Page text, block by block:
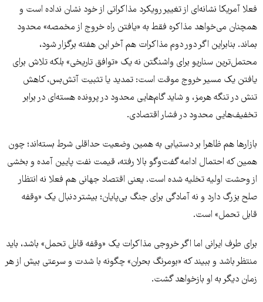
فعلا آمریکا نشانه‌ای از تغییر رویکرد مذاکراتی از خود نشان نداده است و
همچنان می‌خواهد مذاکره فقط به «یافتن راه خروج از مخمصه» محدود
بماند. بنابراین اگر دور دوم مذاکرات هم آخر این هفته برگزار شود،
محتمل‌ترین سناریو برای واشنگتن نه یک «توافق تاریخی» بلکه تلاش برای
یافتن یک مسیر خروج موقت است: تمدید یا تثبیت آتش‌بس، کاهش
تنش در تنگه هرمز، و شاید گام‌هایی محدود در پرونده هسته‌ای در برابر
تخفیف‌هایی محدود در فشار اقتصادی.
بازارها هم ظاهرا بر دستیابی به همین وضعیت حداقلی شرط بسته‌اند؛ چون
همین که احتمال ادامه گفت‌وگو بالا رفته، قیمت نفت پایین آمده و بخشی
از وحشت اولیه تخلیه شده است. یعنی اقتصاد جهانی هم فعلا نه انتظار
صلح بزرگ دارد و نه آمادگی برای جنگ بی‌پایان؛ بیشتر دنبال یک «وقفه
قابل تحمل» است.
برای طرف ایرانی اما اگر خروجی مذاکرات یک «وقفه قابل تحمل» باشد، باید
منتظر باشد و ببیند که «بومرنگ بحران» چگونه با شدت و سرعتی بیش از هر
زمان دیگر به او بازخواهد گشت.